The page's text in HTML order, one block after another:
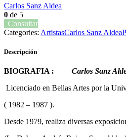
Carlos Sanz Aldea
0 de 5
Consultar
Categories: ArtistasCarlos Sanz Aldea
Descripción
BIOGRAFIA : Carlos
Licenciado en Bellas Artes por la
( 1982 – 1987 ).
Desde 1979, realiza diversas